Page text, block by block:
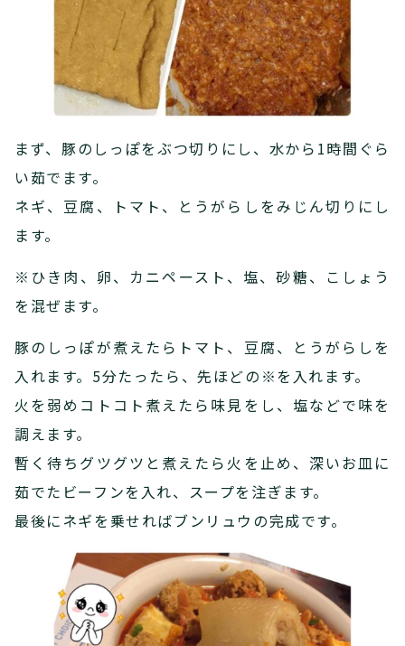
まず、豚のしっぽをぶつ切りにし、水から1時間ぐら
い茹でます。
ネギ、豆腐、トマト、とうがらしをみじん切りにし
ます。
※ひき肉、卵、カニペースト、塩、砂糖、こしょう
を混ぜます。
豚のしっぽが煮えたらトマト、豆腐、とうがらしを
入れます。5分たったら、先ほどの※を入れます。
火を弱めコトコト煮えたら味見をし、塩などで味を
調えます。
暫く待ちグツグツと煮えたら火を止め、深いお皿に
茹でたビーフンを入れ、スープを注ぎます。
最後にネギを乗せればブンリュウの完成です。